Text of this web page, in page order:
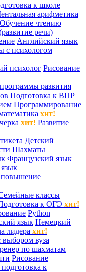
к школе
арифметика
Обучение чтению
речи)
Английский язык
с психологом
психолог Рисование
развития
Подготовка к ВПР
Программирование
хит!
хит! Развитие
Детский
Шахматы
Французский язык
повышение
классы
к ОГЭ хит!
Python
язык Немецкий
лидера хит!
вуза
по шахматам
Рисование
к